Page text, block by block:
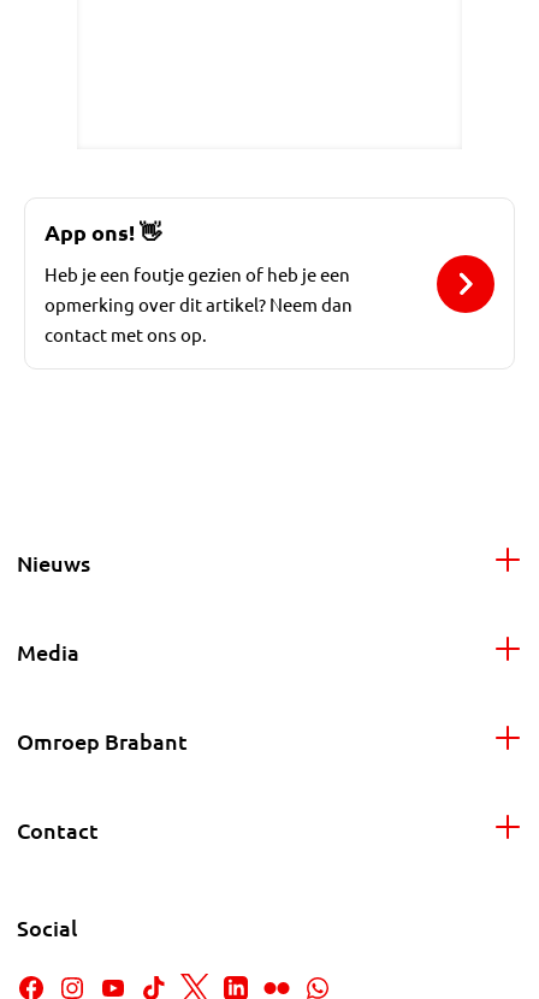
App ons!👋
Heb je een foutje gezien of heb je een
opmerking over dit artikel? Neem dan
contact met ons op.
Nieuws
Media
Omroep Brabant
Contact
Social